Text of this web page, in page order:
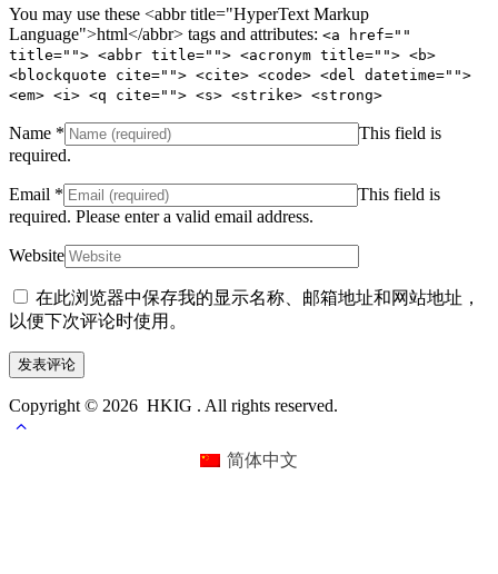
You may use these <abbr title="HyperText Markup
Language">html</abbr> tags and attributes: <a href=""
title=""> <abbr title=""> <acronym title=""> <b>
<blockquote cite=""> <cite> <code> <del datetime="">
<em> <i> <q cite=""> <s> <strike> <strong>
Name *
This field is
required.
Email *
This field is
required. Please enter a valid email address.
Website
在此浏览器中保存我的显示名称、邮箱地址和网站地址，
以便下次评论时使用。
Copyright © 2026 HKIG . All rights reserved.
简体中文